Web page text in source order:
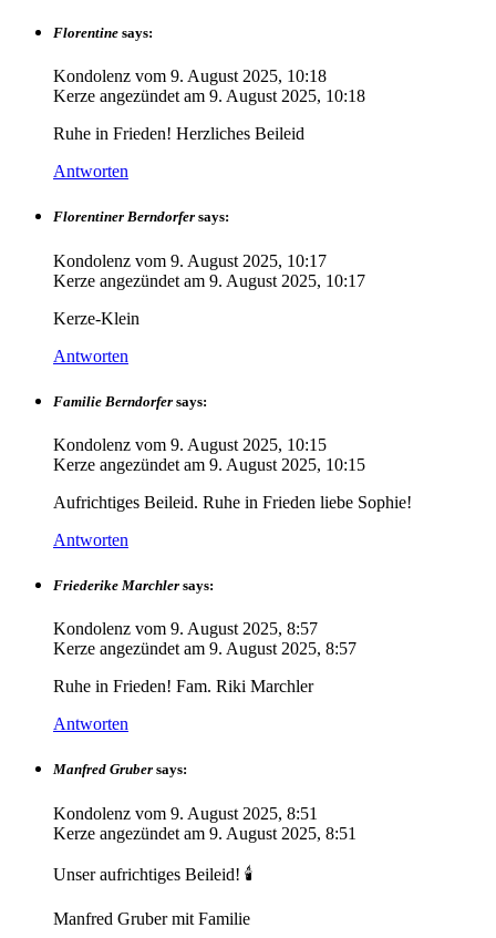
Florentine says:
Kondolenz vom 9. August 2025, 10:18
Kerze angezündet am 9. August 2025, 10:18
Ruhe in Frieden! Herzliches Beileid
Antworten
Florentiner Berndorfer says:
Kondolenz vom 9. August 2025, 10:17
Kerze angezündet am 9. August 2025, 10:17
Kerze-Klein
Antworten
Familie Berndorfer says:
Kondolenz vom 9. August 2025, 10:15
Kerze angezündet am 9. August 2025, 10:15
Aufrichtiges Beileid. Ruhe in Frieden liebe Sophie!
Antworten
Friederike Marchler says:
Kondolenz vom 9. August 2025, 8:57
Kerze angezündet am 9. August 2025, 8:57
Ruhe in Frieden! Fam. Riki Marchler
Antworten
Manfred Gruber says:
Kondolenz vom 9. August 2025, 8:51
Kerze angezündet am 9. August 2025, 8:51
Unser aufrichtiges Beileid! 🕯️
Manfred Gruber mit Familie